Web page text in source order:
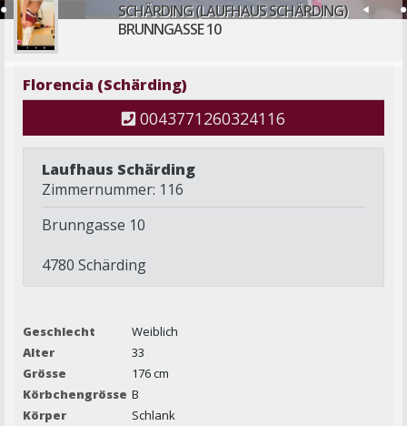
SCHÄRDING (LAUFHAUS SCHÄRDING)
BRUNNGASSE 10
Florencia (Schärding)
0043771260324116
Laufhaus Schärding
Zimmernummer: 116
Brunngasse 10
4780 Schärding
Geschlecht
Weiblich
Alter
33
Grösse
176 cm
Körbchengrösse B
Körper
Schlank